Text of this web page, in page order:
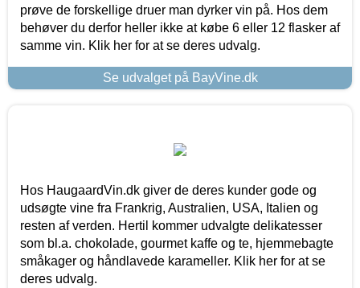
prøve de forskellige druer man dyrker vin på. Hos dem
behøver du derfor heller ikke at købe 6 eller 12 flasker af
samme vin. Klik her for at se deres udvalg.
Se udvalget på BayVine.dk
Hos HaugaardVin.dk giver de deres kunder gode og
udsøgte vine fra Frankrig, Australien, USA, Italien og
resten af verden. Hertil kommer udvalgte delikatesser
som bl.a. chokolade, gourmet kaffe og te, hjemmebagte
småkager og håndlavede karameller. Klik her for at se
deres udvalg.